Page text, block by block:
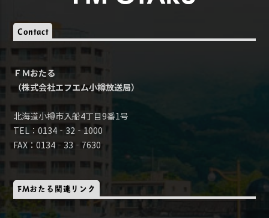
Contact
ＦＭおたる
（株式会社エフエム小樽放送局）
北海道小樽市入船4丁目9番1号
TEL：0134‐32‐1000
FAX：0134‐33‐7630
FMおたる関連リンク